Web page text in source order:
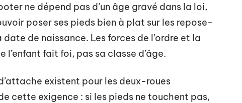
ne dépend pas d’un âge gravé dans la loi,
poser ses pieds bien à plat sur les repose-
de naissance. Les forces de l’ordre et la
fait foi, pas sa classe d’âge.
existent pour les deux-roues
cette exigence : si les pieds ne touchent pas,